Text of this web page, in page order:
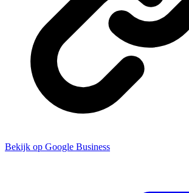
Bekijk op Google Business